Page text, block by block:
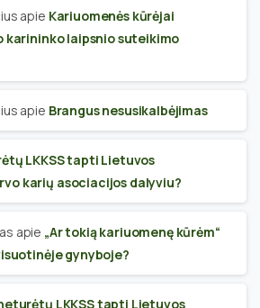
apie Kariuomenės kūrėjai
karininko laipsnio suteikimo
apie Brangus nesusikalbėjimas
LKKSS tapti Lietuvos
karių asociacijos dalyviu?
apie „Ar tokią kariuomenę kūrėm“
gynyboje?
LKKSS tapti Lietuvos